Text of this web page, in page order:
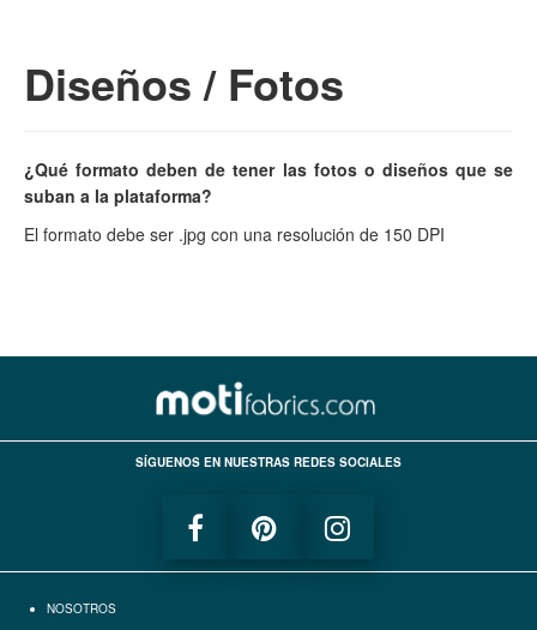
Diseños / Fotos
¿Qué formato deben de tener las fotos o diseños que se
suban a la plataforma?
El formato debe ser .jpg con una resolución de 150 DPI
SÍGUENOS EN NUESTRAS REDES SOCIALES
NOSOTROS